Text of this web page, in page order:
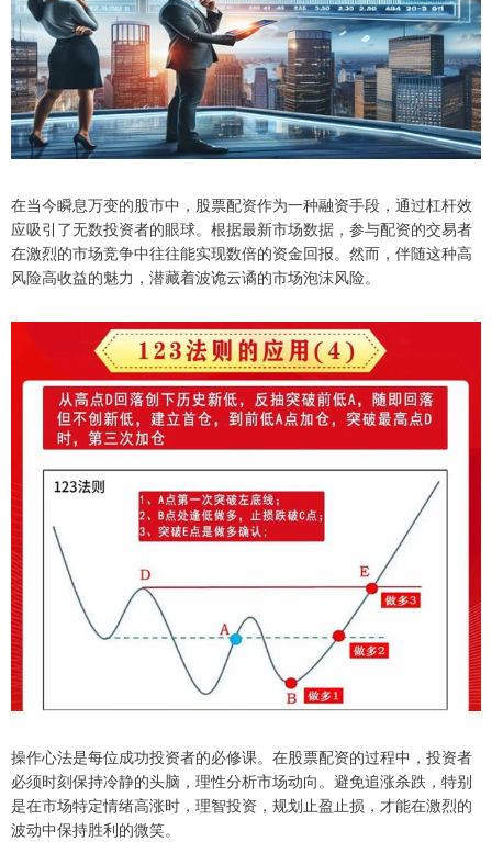
在当今瞬息万变的股市中，股票配资作为一种融资手段，通过杠杆效
应吸引了无数投资者的眼球。根据最新市场数据，参与配资的交易者
在激烈的市场竞争中往往能实现数倍的资金回报。然而，伴随这种高
风险高收益的魅力，潜藏着波诡云谲的市场泡沫风险。
操作心法是每位成功投资者的必修课。在股票配资的过程中，投资者
必须时刻保持冷静的头脑，理性分析市场动向。避免追涨杀跌，特别
是在市场特定情绪高涨时，理智投资，规划止盈止损，才能在激烈的
波动中保持胜利的微笑。